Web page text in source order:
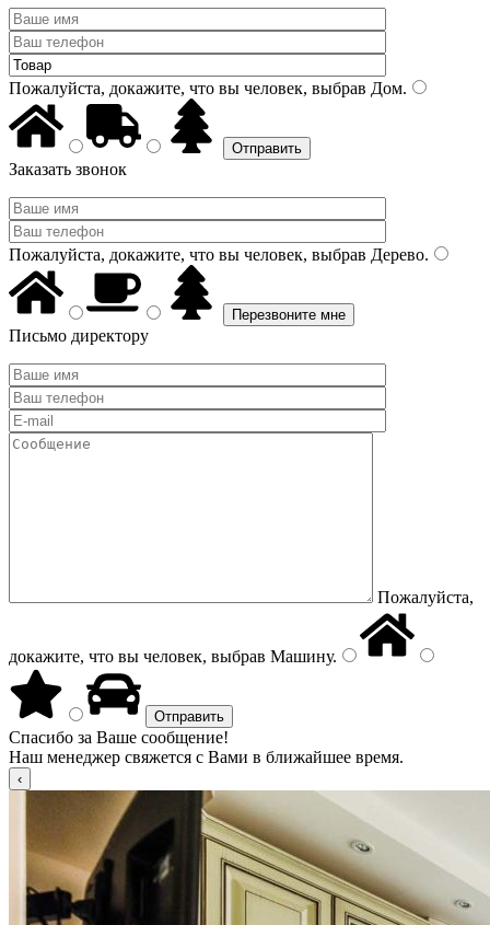
Пожалуйста, докажите, что вы человек, выбрав Дом.
Заказать звонок
Пожалуйста, докажите, что вы человек, выбрав Дерево.
Письмо директору
Пожалуйста,
докажите, что вы человек, выбрав Машину.
Спасибо за Ваше сообщение!
Наш менеджер свяжется с Вами в ближайшее время.